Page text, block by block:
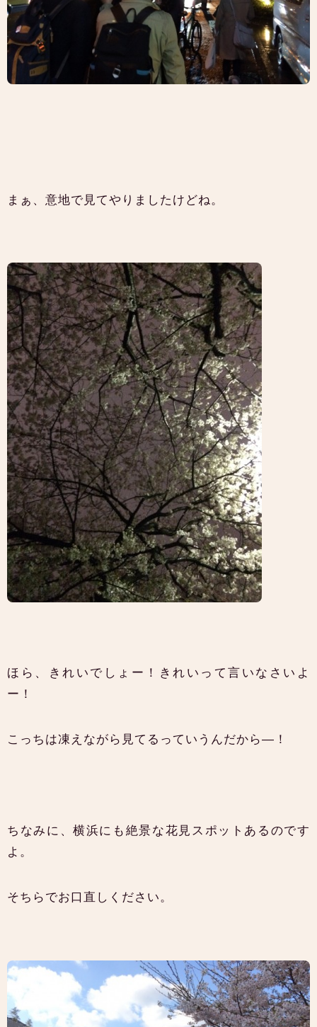
まぁ、意地で見てやりましたけどね。
ほら、きれいでしょー！きれいって言いなさいよ
ー！
こっちは凍えながら見てるっていうんだから―！
ちなみに、横浜にも絶景な花見スポットあるのです
よ。
そちらでお口直しください。